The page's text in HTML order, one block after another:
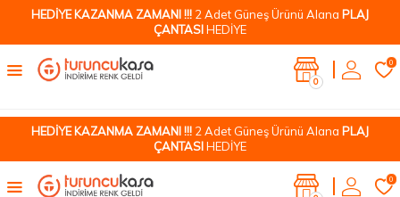
HEDİYE KAZANMA ZAMANI !!! 2 Adet Güneş Ürünü Alana PLAJ
ÇANTASIHEDİYE
0
0
HEDİYE KAZANMA ZAMANI !!! 2 Adet Güneş Ürünü Alana PLAJ
ÇANTASIHEDİYE
0